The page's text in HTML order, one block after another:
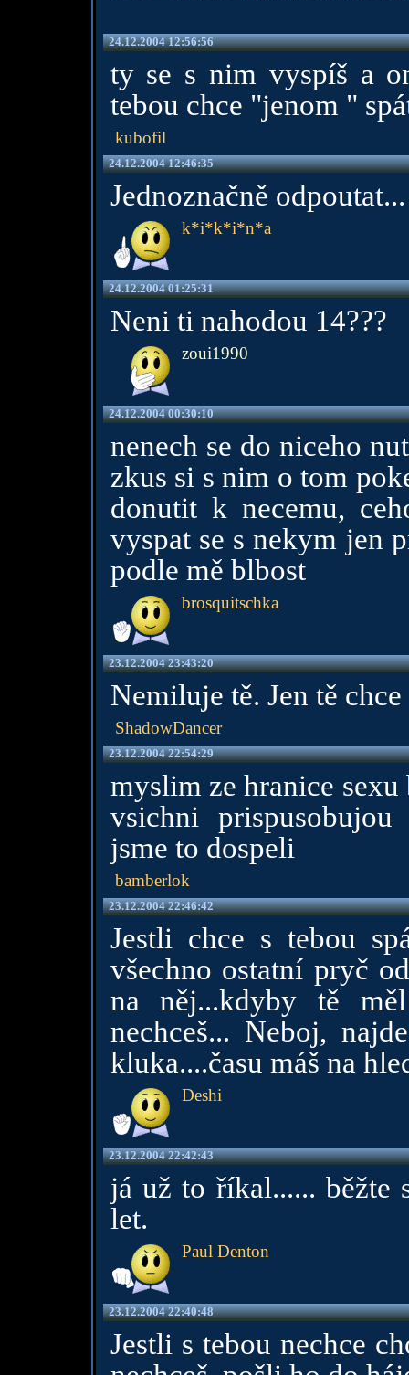
24.12.2004 12:56:56
ty se s nim vyspíš a
tebou chce "jenom "
kubofil
24.12.2004 12:46:35
Jednoznačně odpoutat...
k*i*k*i*n*a
24.12.2004 01:25:31
Neni ti nahodou 14???
zoui1990
24.12.2004 00:30:10
nenech se do niceho
zkus si s nim o tom
donutit k necemu,
vyspat se s nekym jen
podle mě blbost
brosquitschka
23.12.2004 23:43:20
Nemiluje tě. Jen tě
ShadowDancer
23.12.2004 22:54:29
myslim ze hranice
vsichni
jsme to dospeli
bamberlok
23.12.2004 22:46:42
Jestli chce s tebou
všechno ostatní pryč
na něj...kdyby tě
nechceš... Neboj,
kluka....času máš na
Deshi
23.12.2004 22:42:43
já už to říkal...... běžte
let.
Paul Denton
23.12.2004 22:40:48
Jestli s tebou nechce